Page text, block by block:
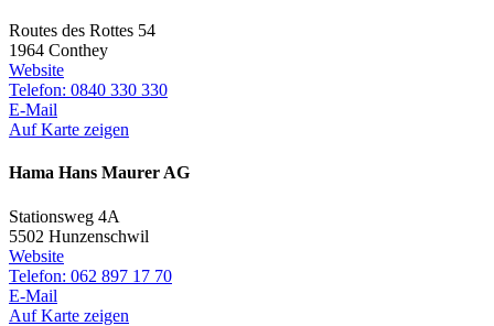
Routes des Rottes 54
1964 Conthey
Website
Telefon: 0840 330 330
E-Mail
Auf Karte zeigen
Hama Hans Maurer AG
Stationsweg 4A
5502 Hunzenschwil
Website
Telefon: 062 897 17 70
E-Mail
Auf Karte zeigen